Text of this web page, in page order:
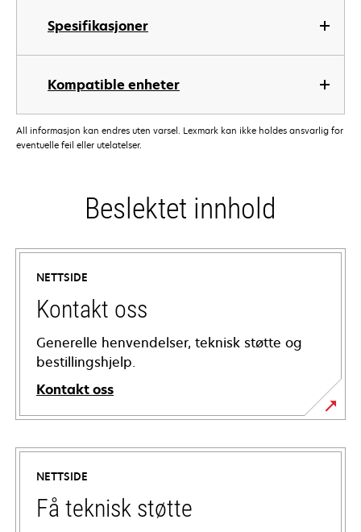
Spesifikasjoner
Kompatible enheter
All informasjon kan endres uten varsel. Lexmark kan ikke holdes ansvarlig for
eventuelle feil eller utelatelser.
Beslektet innhold
NETTSIDE
Kontakt oss
Generelle henvendelser, teknisk støtte og
bestillingshjelp.
Kontakt oss
NETTSIDE
Få teknisk støtte